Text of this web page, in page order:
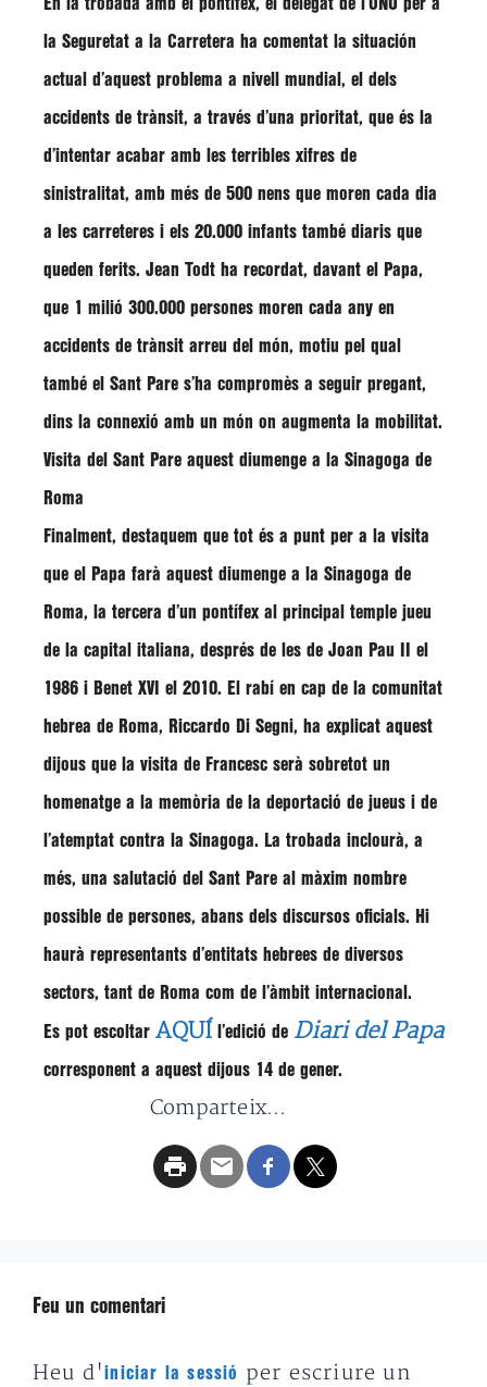
En la trobada amb el pontífex, el delegat de l’ONU per a
la Seguretat a la Carretera ha comentat la situación
actual d’aquest problema a nivell mundial, el dels
accidents de trànsit, a través d’una prioritat, que és la
d’intentar acabar amb les terribles xifres de
sinistralitat, amb més de 500 nens que moren cada dia
a les carreteres i els 20.000 infants també diaris que
queden ferits. Jean Todt ha recordat, davant el Papa,
que 1 milió 300.000 persones moren cada any en
accidents de trànsit arreu del món, motiu pel qual
també el Sant Pare s’ha compromès a seguir pregant,
dins la connexió amb un món on augmenta la mobilitat.
Visita del Sant Pare aquest diumenge a la Sinagoga de
Roma
Finalment, destaquem que tot és a punt per a la visita
que el Papa farà aquest diumenge a la Sinagoga de
Roma, la tercera d’un pontífex al principal temple jueu
de la capital italiana, després de les de Joan Pau II el
1986 i Benet XVI el 2010. El rabí en cap de la comunitat
hebrea de Roma, Riccardo Di Segni, ha explicat aquest
dijous que la visita de Francesc serà sobretot un
homenatge a la memòria de la deportació de jueus i de
l’atemptat contra la Sinagoga. La trobada inclourà, a
més, una salutació del Sant Pare al màxim nombre
possible de persones, abans dels discursos oficials. Hi
haurà representants d’entitats hebrees de diversos
sectors, tant de Roma com de l’àmbit internacional.
Es pot escoltar AQUÍ l’edició de Diari del Papa
corresponent a aquest dijous 14 de gener.
Comparteix...
Feu un comentari
Heu d'iniciar la sessió
per escriure un